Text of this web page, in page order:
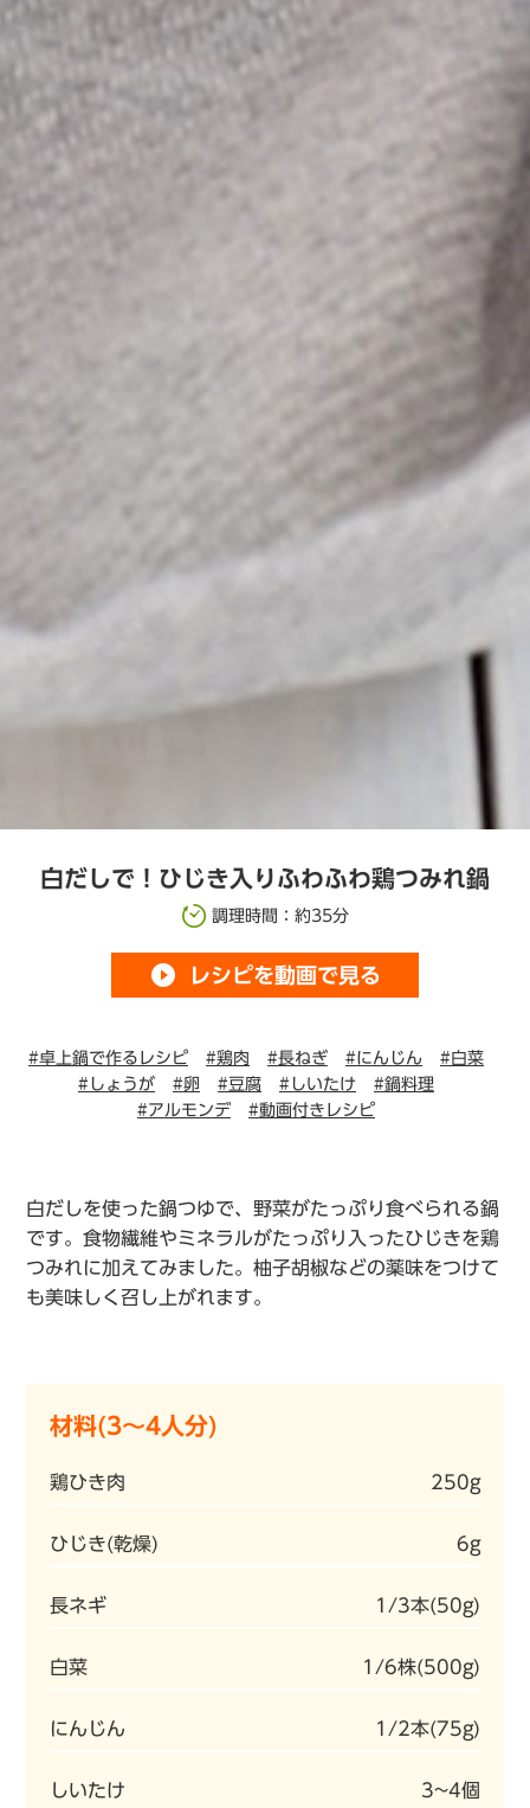
白だしで！ひじき入りふわふわ鶏つみれ鍋
調理時間：約35分
play_circle_filled レシピを動画で見る
#卓上鍋で作るレシピ #鶏肉 #長ねぎ #にんじん
#白菜
#しょうが
#卵 #豆腐 #しいたけ
#鍋料理
#アルモンデ
#動画付きレシピ
白だしを使った鍋つゆで、野菜がたっぷり食べられる鍋
です。食物繊維やミネラルがたっぷり入ったひじきを鶏
つみれに加えてみました。柚子胡椒などの薬味をつけて
も美味しく召し上がれます。
材料(3～4人分)
鶏ひき肉 250g
ひじき(乾燥) 6g
長ネギ 1/3本(50g)
白菜 1/6株(500g)
にんじん 1/2本(75g)
しいたけ 3~4個